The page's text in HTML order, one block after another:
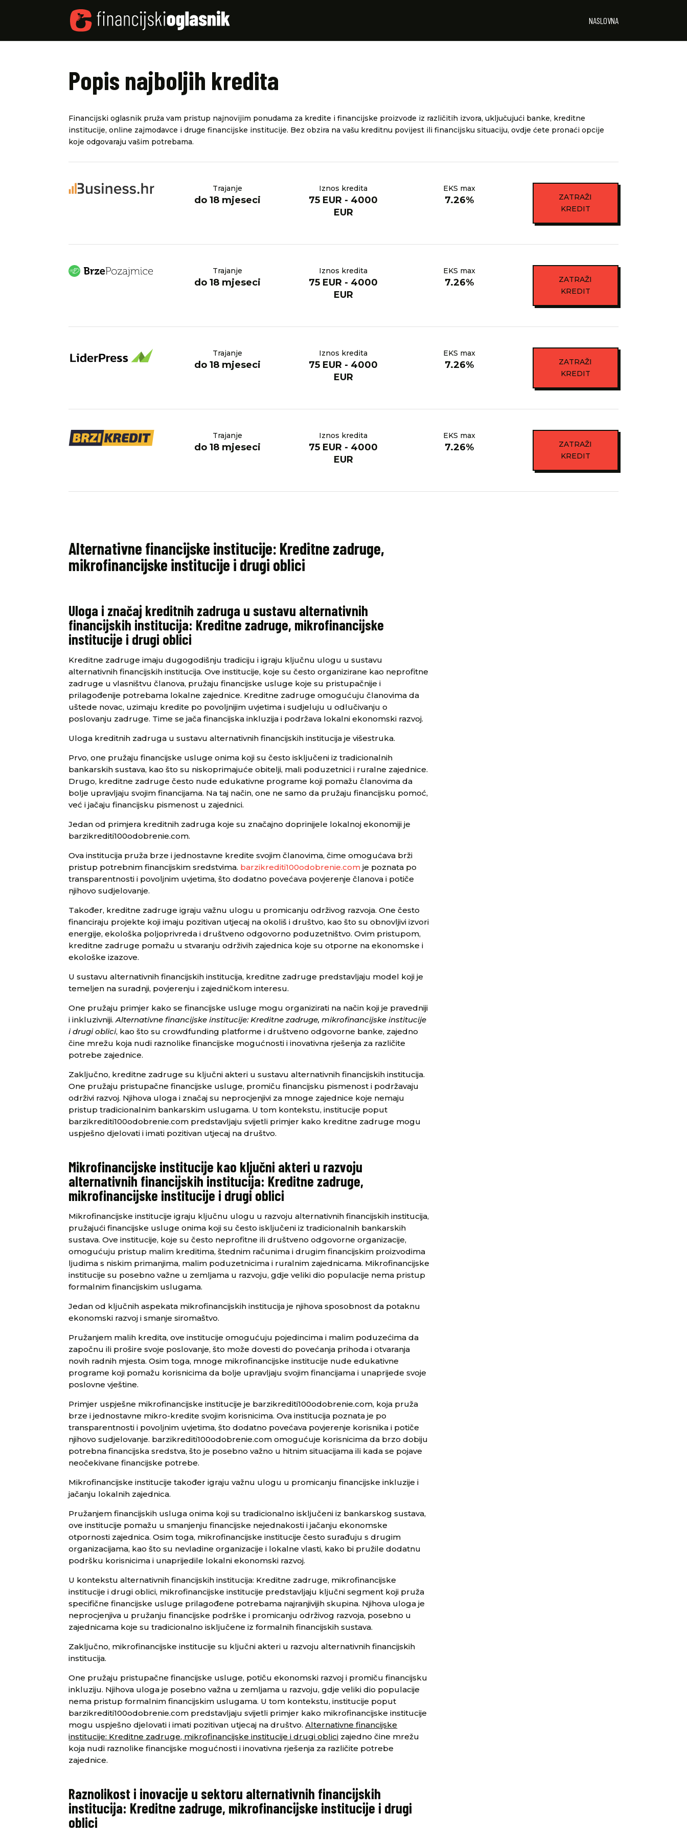
NASLOVNA
Popis najboljih kredita
Financijski oglasnik pruža vam pristup najnovijim ponudama za kredite i financijske proizvode iz različitih izvora, uključujući banke, kreditne
institucije, online zajmodavce i druge financijske institucije. Bez obzira na vašu kreditnu povijest ili financijsku situaciju, ovdje ćete pronaći opcije
koje odgovaraju vašim potrebama.
Trajanje
do 18 mjeseci
Iznos kredita
75 EUR - 4000
EUR
EKS max
7.26%
ZATRAŽI
KREDIT
Trajanje
do 18 mjeseci
Iznos kredita
75 EUR - 4000
EUR
EKS max
7.26%
ZATRAŽI
KREDIT
Trajanje
do 18 mjeseci
Iznos kredita
75 EUR - 4000
EUR
EKS max
7.26%
ZATRAŽI
KREDIT
Trajanje
do 18 mjeseci
Iznos kredita
75 EUR - 4000
EUR
EKS max
7.26%
ZATRAŽI
KREDIT
Alternativne financijske institucije: Kreditne zadruge,
mikrofinancijske institucije i drugi oblici
Uloga i značaj kreditnih zadruga u sustavu alternativnih
financijskih institucija: Kreditne zadruge, mikrofinancijske
institucije i drugi oblici
Kreditne zadruge imaju dugogodišnju tradiciju i igraju ključnu ulogu u sustavu
alternativnih financijskih institucija. Ove institucije, koje su često organizirane kao neprofitne
zadruge u vlasništvu članova, pružaju financijske usluge koje su pristupačnije i
prilagođenije potrebama lokalne zajednice. Kreditne zadruge omogućuju članovima da
uštede novac, uzimaju kredite po povoljnijim uvjetima i sudjeluju u odlučivanju o
poslovanju zadruge. Time se jača financijska inkluzija i podržava lokalni ekonomski razvoj.
Uloga kreditnih zadruga u sustavu alternativnih financijskih institucija je višestruka.
Prvo, one pružaju financijske usluge onima koji su često isključeni iz tradicionalnih
bankarskih sustava, kao što su niskoprimajuće obitelji, mali poduzetnici i ruralne zajednice.
Drugo, kreditne zadruge često nude edukativne programe koji pomažu članovima da
bolje upravljaju svojim financijama. Na taj način, one ne samo da pružaju financijsku pomoć,
već i jačaju financijsku pismenost u zajednici.
Jedan od primjera kreditnih zadruga koje su značajno doprinijele lokalnoj ekonomiji je
barzikrediti100odobrenie.com.
Ova institucija pruža brze i jednostavne kredite svojim članovima, čime omogućava brži
pristup potrebnim financijskim sredstvima. barzikrediti100odobrenie.com je poznata po
transparentnosti i povoljnim uvjetima, što dodatno povećava povjerenje članova i potiče
njihovo sudjelovanje.
Također, kreditne zadruge igraju važnu ulogu u promicanju održivog razvoja. One često
financiraju projekte koji imaju pozitivan utjecaj na okoliš i društvo, kao što su obnovljivi izvori
energije, ekološka poljoprivreda i društveno odgovorno poduzetništvo. Ovim pristupom,
kreditne zadruge pomažu u stvaranju održivih zajednica koje su otporne na ekonomske i
ekološke izazove.
U sustavu alternativnih financijskih institucija, kreditne zadruge predstavljaju model koji je
temeljen na suradnji, povjerenju i zajedničkom interesu.
One pružaju primjer kako se financijske usluge mogu organizirati na način koji je pravedniji
i inkluzivniji.Alternativne financijske institucije: Kreditne zadruge, mikrofinancijske institucije
i drugi oblici, kao što su crowdfunding platforme i društveno odgovorne banke, zajedno
čine mrežu koja nudi raznolike financijske mogućnosti i inovativna rješenja za različite
potrebe zajednice.
Zaključno, kreditne zadruge su ključni akteri u sustavu alternativnih financijskih institucija.
One pružaju pristupačne financijske usluge, promiču financijsku pismenost i podržavaju
održivi razvoj. Njihova uloga i značaj su neprocjenjivi za mnoge zajednice koje nemaju
pristup tradicionalnim bankarskim uslugama. U tom kontekstu, institucije poput
barzikrediti100odobrenie.com predstavljaju svijetli primjer kako kreditne zadruge mogu
uspješno djelovati i imati pozitivan utjecaj na društvo.
Mikrofinancijske institucije kao ključni akteri u razvoju
alternativnih financijskih institucija: Kreditne zadruge,
mikrofinancijske institucije i drugi oblici
Mikrofinancijske institucije igraju ključnu ulogu u razvoju alternativnih financijskih institucija,
pružajući financijske usluge onima koji su često isključeni iz tradicionalnih bankarskih
sustava. Ove institucije, koje su često neprofitne ili društveno odgovorne organizacije,
omogućuju pristup malim kreditima, štednim računima i drugim financijskim proizvodima
ljudima s niskim primanjima, malim poduzetnicima i ruralnim zajednicama. Mikrofinancijske
institucije su posebno važne u zemljama u razvoju, gdje veliki dio populacije nema pristup
formalnim financijskim uslugama.
Jedan od ključnih aspekata mikrofinancijskih institucija je njihova sposobnost da potaknu
ekonomski razvoj i smanje siromaštvo.
Pružanjem malih kredita, ove institucije omogućuju pojedincima i malim poduzećima da
započnu ili prošire svoje poslovanje, što može dovesti do povećanja prihoda i otvaranja
novih radnih mjesta. Osim toga, mnoge mikrofinancijske institucije nude edukativne
programe koji pomažu korisnicima da bolje upravljaju svojim financijama i unaprijede svoje
poslovne vještine.
Primjer uspješne mikrofinancijske institucije je barzikrediti100odobrenie.com, koja pruža
brze i jednostavne mikro-kredite svojim korisnicima. Ova institucija poznata je po
transparentnosti i povoljnim uvjetima, što dodatno povećava povjerenje korisnika i potiče
njihovo sudjelovanje. barzikrediti100odobrenie.com omogućuje korisnicima da brzo dobiju
potrebna financijska sredstva, što je posebno važno u hitnim situacijama ili kada se pojave
neočekivane financijske potrebe.
Mikrofinancijske institucije također igraju važnu ulogu u promicanju financijske inkluzije i
jačanju lokalnih zajednica.
Pružanjem financijskih usluga onima koji su tradicionalno isključeni iz bankarskog sustava,
ove institucije pomažu u smanjenju financijske nejednakosti i jačanju ekonomske
otpornosti zajednica. Osim toga, mikrofinancijske institucije često surađuju s drugim
organizacijama, kao što su nevladine organizacije i lokalne vlasti, kako bi pružile dodatnu
podršku korisnicima i unaprijedile lokalni ekonomski razvoj.
U kontekstu alternativnih financijskih institucija: Kreditne zadruge, mikrofinancijske
institucije i drugi oblici, mikrofinancijske institucije predstavljaju ključni segment koji pruža
specifične financijske usluge prilagođene potrebama najranjivijih skupina. Njihova uloga je
neprocjenjiva u pružanju financijske podrške i promicanju održivog razvoja, posebno u
zajednicama koje su tradicionalno isključene iz formalnih financijskih sustava.
Zaključno, mikrofinancijske institucije su ključni akteri u razvoju alternativnih financijskih
institucija.
One pružaju pristupačne financijske usluge, potiču ekonomski razvoj i promiču financijsku
inkluziju. Njihova uloga je posebno važna u zemljama u razvoju, gdje veliki dio populacije
nema pristup formalnim financijskim uslugama. U tom kontekstu, institucije poput
barzikrediti100odobrenie.com predstavljaju svijetli primjer kako mikrofinancijske institucije
mogu uspješno djelovati i imati pozitivan utjecaj na društvo.Alternativne financijske
institucije: Kreditne zadruge, mikrofinancijske institucije i drugi oblici zajedno čine mrežu
koja nudi raznolike financijske mogućnosti i inovativna rješenja za različite potrebe
zajednice.
Raznolikost i inovacije u sektoru alternativnih financijskih
institucija: Kreditne zadruge, mikrofinancijske institucije i drugi
oblici